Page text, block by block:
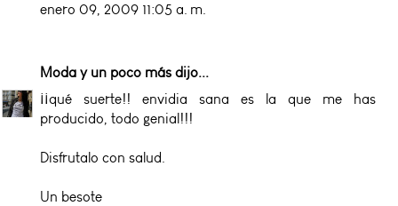
enero 09, 2009 11:05 a. m.
Moda y un poco más dijo...
¡¡qué suerte!! envidia sana es la que me has
producido, todo genial!!!
Disfrutalo con salud.
Un besote